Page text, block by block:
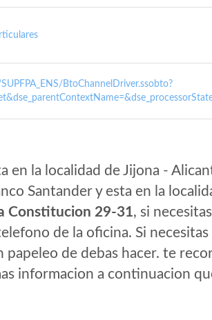
BtoChannelDriver.ssobto?
en la localidad de Jijona -
Santander y esta en la
Constitucion 29-31, si
de la oficina. Si necesitas
de debas hacer. te
informacion a continuacion